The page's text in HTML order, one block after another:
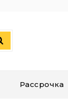
Рассрочка